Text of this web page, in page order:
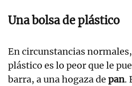
Una bolsa de plástico
En circunstancias
plástico es lo peor que le
barra, a una hogaza de pan.